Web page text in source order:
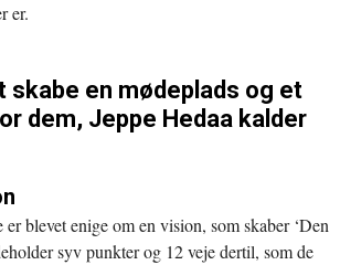
er.
skabe en mødeplads og et
dem, Jeppe Hedaa kalder
blevet enige om en vision, som skaber ‘Den
syv punkter og 12 veje dertil, som de